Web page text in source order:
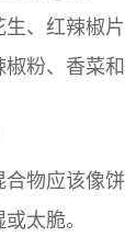
生、红辣椒
椒粉、香菜
合物应该像
太脆。